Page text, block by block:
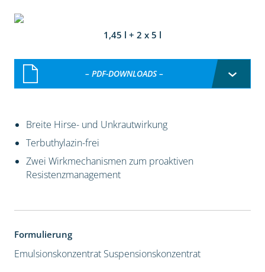
1,45 l + 2 x 5 l
– PDF-DOWNLOADS –
Breite Hirse- und Unkrautwirkung
Terbuthylazin-frei
Zwei Wirkmechanismen zum proaktiven
Resistenzmanagement
Formulierung
Emulsionskonzentrat Suspensionskonzentrat